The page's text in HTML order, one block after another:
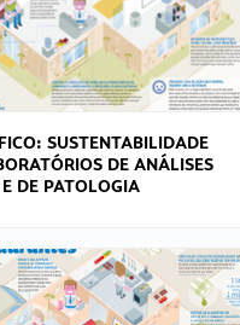
SUSTENTABILIDADE
DE ANÁLISES
DE PATOLOGIA